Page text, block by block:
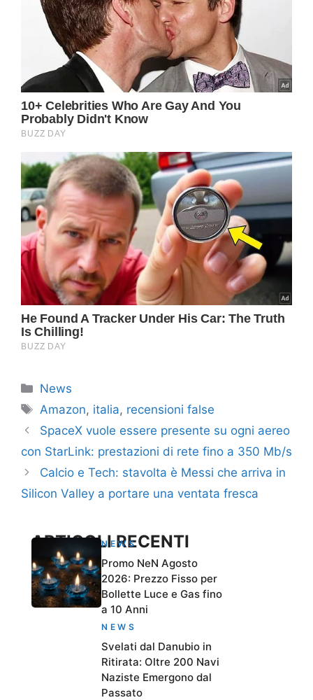
Categorie
News
Tag
Amazon, italia, recensioni false
SpaceX vuole essere presente su ogni aereo
con StarLink: prestazioni di rete fino a 350 Mb/s
Calcio e Tech: stavolta è Messi che arriva in
Silicon Valley a portare una ventata fresca
ARTICOLI RECENTI
NEWS
Promo NeN Agosto
2026: Prezzo Fisso per
Bollette Luce e Gas fino
a 10 Anni
NEWS
Svelati dal Danubio in
Ritirata: Oltre 200 Navi
Naziste Emergono dal
Passato